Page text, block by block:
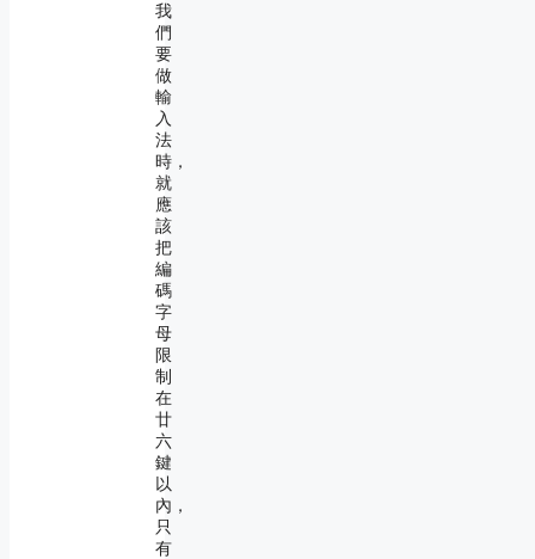
我
們
要
做
輸
入
法
時，
就
應
該
把
編
碼
字
母
限
制
在
廿
六
鍵
以
內，
只
有